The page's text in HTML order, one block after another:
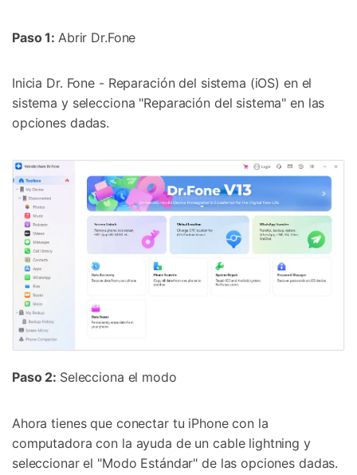
Paso 1: Abrir Dr.Fone
Inicia Dr. Fone - Reparación del sistema (iOS) en el
sistema y selecciona "Reparación del sistema" en las
opciones dadas.
Paso 2: Selecciona el modo
Ahora tienes que conectar tu iPhone con la
computadora con la ayuda de un cable lightning y
seleccionar el "Modo Estándar" de las opciones dadas.